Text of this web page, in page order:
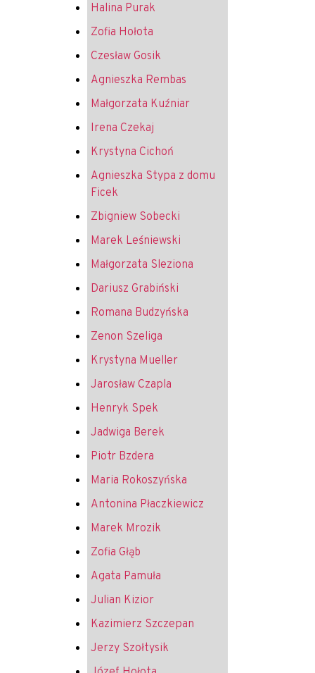
Halina Purak
Zofia Hołota
Czesław Gosik
Agnieszka Rembas
Małgorzata Kuźniar
Irena Czekaj
Krystyna Cichoń
Agnieszka Stypa z domu
Ficek
Zbigniew Sobecki
Marek Leśniewski
Małgorzata Sleziona
Dariusz Grabiński
Romana Budzyńska
Zenon Szeliga
Krystyna Mueller
Jarosław Czapla
Henryk Spek
Jadwiga Berek
Piotr Bzdera
Maria Rokoszyńska
Antonina Płaczkiewicz
Marek Mrozik
Zofia Głąb
Agata Pamuła
Julian Kizior
Kazimierz Szczepan
Jerzy Szołtysik